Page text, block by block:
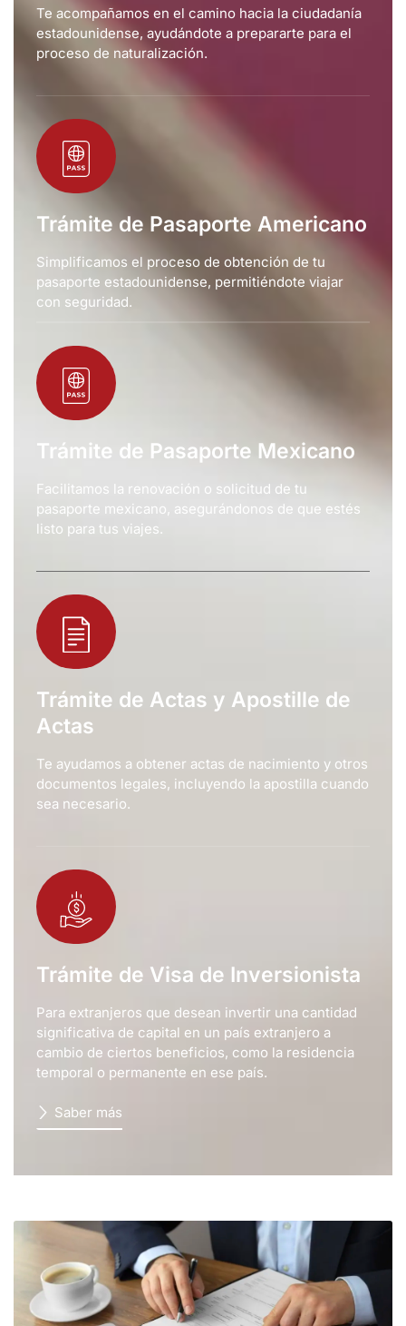
Te acompañamos en el camino hacia la ciudadanía
estadounidense, ayudándote a prepararte para el
proceso de naturalización.
Trámite de Pasaporte Americano
Simplificamos el proceso de obtención de tu
pasaporte estadounidense, permitiéndote viajar
con seguridad.
Trámite de Pasaporte Mexicano
Facilitamos la renovación o solicitud de tu
pasaporte mexicano, asegurándonos de que estés
listo para tus viajes.
Trámite de Actas y Apostille de
Actas
Te ayudamos a obtener actas de nacimiento y otros
documentos legales, incluyendo la apostilla cuando
sea necesario.
Trámite de Visa de Inversionista
Para extranjeros que desean invertir una cantidad
significativa de capital en un país extranjero a
cambio de ciertos beneficios, como la residencia
temporal o permanente en ese país.
Saber más